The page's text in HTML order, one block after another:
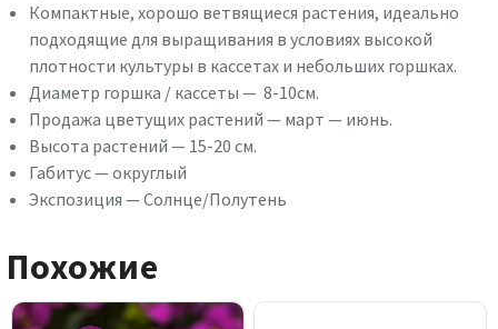
Компактные, хорошо ветвящиеся растения, идеально
подходящие для выращивания в условиях высокой
плотности культуры в кассетах и небольших горшках.
Диаметр горшка / кассеты — 8-10см.
Продажа цветущих растений — март — июнь.
Высота растений — 15-20 см.
Габитус — округлый
Экспозиция — Солнце/Полутень
Похожие